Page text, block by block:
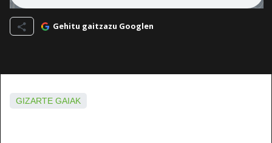
Gehitu gaitzazu Googlen
GIZARTE GAIAK